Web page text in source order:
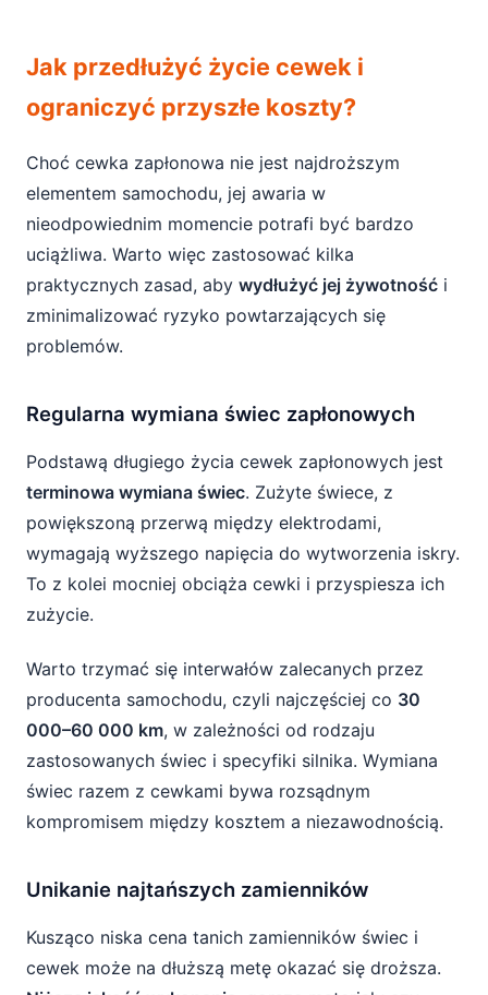
Jak przedłużyć życie cewek i
ograniczyć przyszłe koszty?
Choć cewka zapłonowa nie jest najdroższym
elementem samochodu, jej awaria w
nieodpowiednim momencie potrafi być bardzo
uciążliwa. Warto więc zastosować kilka
praktycznych zasad, aby wydłużyć jej żywotność i
zminimalizować ryzyko powtarzających się
problemów.
Regularna wymiana świec zapłonowych
Podstawą długiego życia cewek zapłonowych jest
terminowa wymiana świec. Zużyte świece, z
powiększoną przerwą między elektrodami,
wymagają wyższego napięcia do wytworzenia iskry.
To z kolei mocniej obciąża cewki i przyspiesza ich
zużycie.
Warto trzymać się interwałów zalecanych przez
producenta samochodu, czyli najczęściej co 30
000–60 000 km, w zależności od rodzaju
zastosowanych świec i specyfiki silnika. Wymiana
świec razem z cewkami bywa rozsądnym
kompromisem między kosztem a niezawodnością.
Unikanie najtańszych zamienników
Kusząco niska cena tanich zamienników świec i
cewek może na dłuższą metę okazać się droższa.